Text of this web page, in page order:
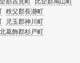
秩父郡長瀞町
児玉郡神川町
北葛飾郡杉戸町